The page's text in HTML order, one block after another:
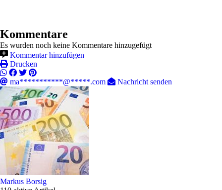
Kommentare
Es wurden noch keine Kommentare hinzugefügt
Kommentar hinzufügen
Drucken
ma***********@*****.com Nachricht senden
Markus Borsig